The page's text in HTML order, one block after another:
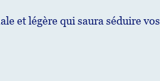
et légère qui saura séduire vos